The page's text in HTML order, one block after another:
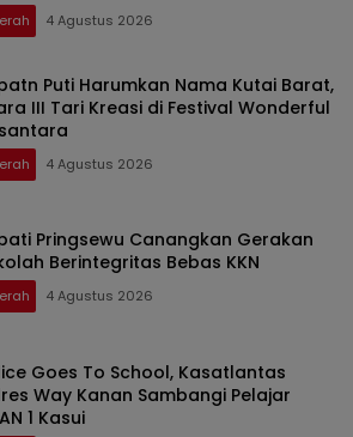
4 Agustus 2026
Puti Harumkan Nama Kutai Barat,
III Tari Kreasi di Festival Wonderful
4 Agustus 2026
Pringsewu Canangkan Gerakan
Berintegritas Bebas KKN
4 Agustus 2026
Goes To School, Kasatlantas
Way Kanan Sambangi Pelajar
1 Kasui